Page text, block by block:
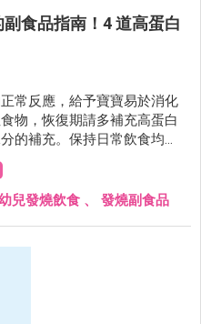
食品指南！4 道高蛋白
常反應，給予寶寶易於消化
物，恢復期請多補充高蛋白
的補充。保持日常飲食均
是預防感冒的上策。4 道高
寶寶安然度過發燒期。
兒發燒飲食 、 發燒副食品